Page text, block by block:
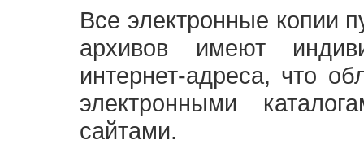
Все электронные копии
архивов имеют
интернет-адреса, что
электронными
сайтами.